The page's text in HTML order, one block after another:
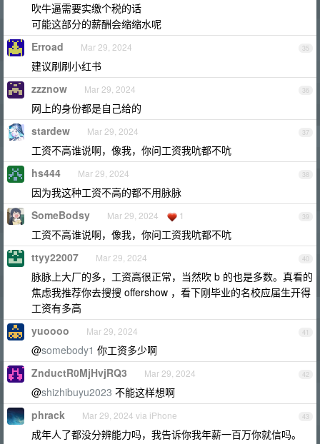
吹牛逼需要实缴个税的话
可能这部分的薪酬会缩缩水呢
35
Erroad Mar 29, 2024
建议刷刷小红书
36
zzznow Mar 29, 2024
网上的身份都是自己给的
37
stardew Mar 29, 2024
工资不高谁说啊，像我，你问工资我吭都不吭
38
hs444 Mar 29, 2024
因为我这种工资不高的都不用脉脉
39
SomeBodsy Mar 29, 2024 1
工资不高谁说啊，像我，你问工资我吭都不吭
40
ttyy22007 Mar 29, 2024
脉脉上大厂的多，工资高很正常，当然吹 b 的也是多数。真看的
焦虑我推荐你去搜搜 offershow ，看下刚毕业的名校应届生开得
工资有多高
41
yuoooo Mar 29, 2024
@somebody1 你工资多少啊
42
ZnductR0MjHvjRQ3 Mar 29, 2024
@shizhibuyu2023 不能这样想啊
43
phrack Mar 29, 2024 via iPhone
成年人了都没分辨能力吗，我告诉你我年薪一百万你就信吗。